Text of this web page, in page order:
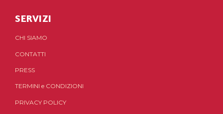
SERVIZI
CHI SIAMO
CONTATTI
PRESS
TERMINI e CONDIZIONI
PRIVACY POLICY